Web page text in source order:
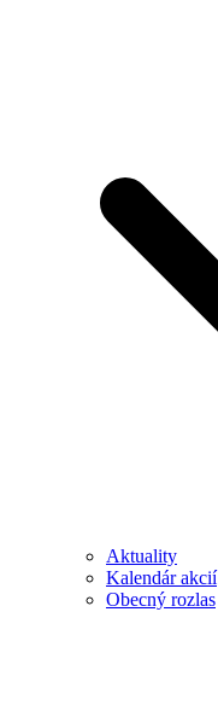
Aktuality
Kalendár akcií
Obecný rozlas